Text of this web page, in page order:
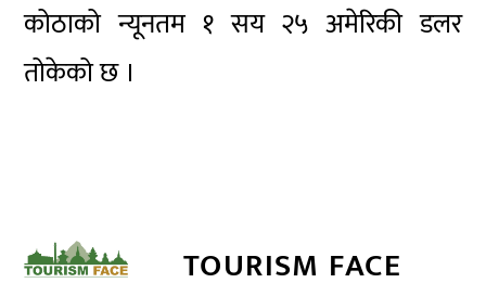
कोठाको न्यूनतम १ सय २५ अमेरिकी डलर
तोकेको छ ।
TOURISM FACE